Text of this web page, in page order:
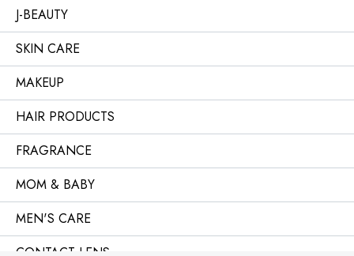
J-BEAUTY
SKIN CARE
MAKEUP
HAIR PRODUCTS
FRAGRANCE
MOM & BABY
MEN'S CARE
CONTACT LENS